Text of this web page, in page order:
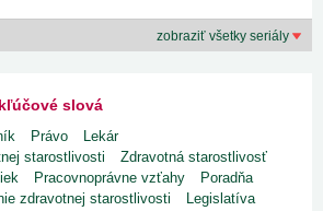
zobraziť všetky seriály
slová
Právo
Lekár
starostlivosti
Zdravotná starostlivosť
Pracovnoprávne vzťahy
Poradňa
zdravotnej starostlivosti Legislatíva